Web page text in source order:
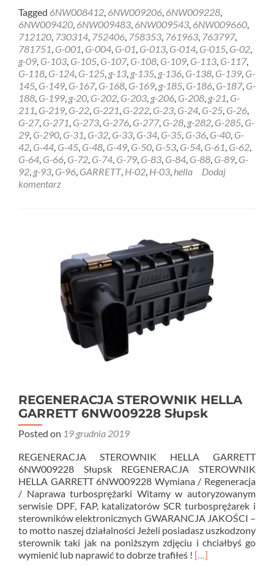
about
REGENERACJA
STEROWNIK
HELLA
GARRETT
6NW009228
Koszalin
Tagged 6NW008412, 6NW009206, 6NW009228,
6NW009420, 6NW009483, 6NW009543, 6NW009660,
712120, 730314, 752406, 758353, 761963, 763797,
781751, G-001, G-004, G-01, G-013, G-014, G-015, G-02,
g-09, G-103, G-105, G-107, G-108, G-109, G-113, G-117,
G-118, G-124, G-125, g-13, g-135, g-136, G-138, G-139, G-
145, G-149, G-167, G-168, G-169, g-185, G-186, G-187, G-
188, G-199, g-20, G-202, G-203, g-206, G-208, g-21, G-
211, G-219, G-22, G-221, G-222, G-23, G-24, G-25, G-26,
G-27, G-271, G-273, G-276, G-277, G-28, g-282, G-285, G-
29, G-290, G-31, G-32, G-33, G-34, G-35, G-36, G-40, G-
42, G-44, G-45, G-48, G-49, G-50, G-53, G-54, G-61, G-62,
G-64, G-66, G-72, G-74, G-79, G-83, G-84, G-88, G-89, G-
92, g-93, G-96, GARRETT, H-02, H-03, hella
Dodaj
komentarz
REGENERACJA STEROWNIK HELLA
GARRETT 6NW009228 Słupsk
Posted on 19 grudnia 2019
REGENERACJA STEROWNIK HELLA GARRETT
6NW009228 Słupsk REGENERACJA STEROWNIK
HELLA GARRETT 6NW009228 Wymiana / Regeneracja
/ Naprawa turbosprężarki Witamy w autoryzowanym
serwisie DPF, FAP, katalizatorów SCR turbosprężarek i
sterowników elektronicznych GWARANCJA JAKOŚCI –
to motto naszej działalności Jeżeli posiadasz uszkodzony
sterownik taki jak na poniższym zdjęciu i chciałbyś go
wymienić lub naprawić to dobrze trafiłeś ! Read
[…]